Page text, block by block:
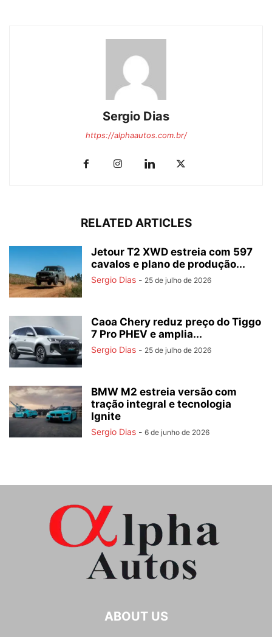
Sergio Dias
https://alphaautos.com.br/
RELATED ARTICLES
Jetour T2 XWD estreia com 597
cavalos e plano de produção...
Sergio Dias - 25 de julho de 2026
Caoa Chery reduz preço do Tiggo
7 Pro PHEV e amplia...
Sergio Dias - 25 de julho de 2026
BMW M2 estreia versão com
tração integral e tecnologia
Ignite
Sergio Dias - 6 de junho de 2026
ABOUT US